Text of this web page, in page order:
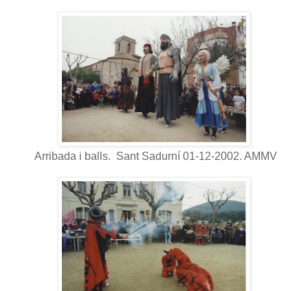
Arribada i balls. Sant Sadurní 01-12-2002. AMMV